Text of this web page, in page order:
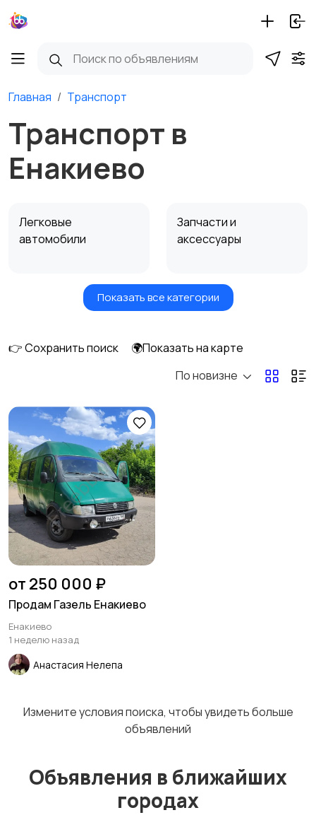
Главная Транспорт
Транспорт в
Енакиево
Легковые
автомобили
Запчасти и
аксессуары
Водный транспорт Автобусы и грузовики
Спецтехника
Сельхозтехника
Прицепы, дома на
колесах
Показать все категории
👉 Сохранить поиск
🌍Показать на карте
По новизне
от 250 000 ₽
Продам Газель Енакиево
Енакиево
1 неделю назад
Анастасия Нелепа
Измените условия поиска, чтобы увидеть больше
объявлений
Объявления в ближайших
городах